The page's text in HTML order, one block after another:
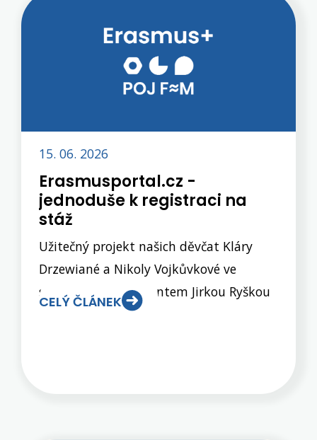
3. Essential Scent 4. ClanTerra 5. Život s
oporou 6. Čtenářův šálek Porota, ve
složení M. Tobiáš, K. Smutná, M.
a ocenila svou samostatnou cenou firmu
Essential Scent.Všem studentům
děkujeme za přípravu, pěkné
prezentace i skvělé nápady.
15. 06. 2026
Erasmusportal.cz -
jednoduše k registraci na
stáž
Užitečný projekt našich děvčat Kláry
Drzewiané a Nikoly Vojkůvkové ve
spolupráci s absolventem Jirkou Ryškou
má krásný výstup. Speciální webová
CELÝ ČLÁNEK